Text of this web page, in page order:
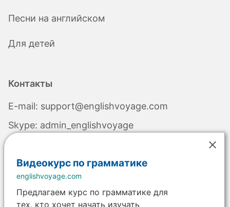
Видеокурс по грамматике
englishvoyage.com
Предлагаем курс по грамматике для
тех, кто хочет начать изучать
Песни на английском
Для детей
Контакты
E-mail: support@englishvoyage.com
Skype: admin_englishvoyage
Валюта: